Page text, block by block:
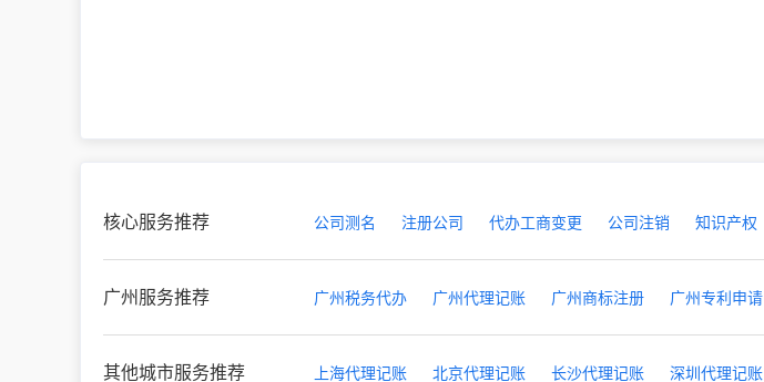
核心服务推荐 公司测名 注册公司 代办工商变更 公司注销 知识产权
广州服务推荐 广州税务代办 广州代理记账 广州商标注册 广州专利申请
其他城市服务推荐 上海代理记账 北京代理记账 长沙代理记账 深圳代理记账